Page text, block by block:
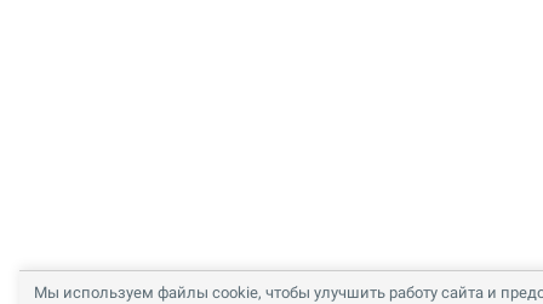
Мы используем файлы cookie, чтобы улучшить работу сайта и